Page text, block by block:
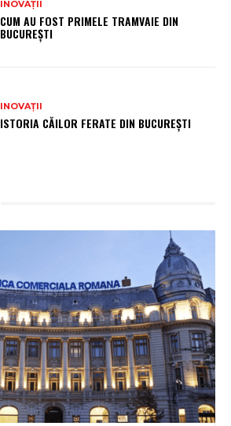
INOVAȚII
CUM AU FOST PRIMELE TRAMVAIE DIN
BUCUREȘTI
INOVAȚII
ISTORIA CĂILOR FERATE DIN BUCUREȘTI